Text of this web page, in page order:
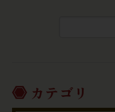
カテゴリ